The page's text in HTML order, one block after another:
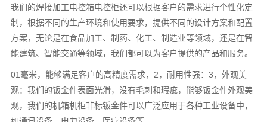
我们的焊接加工电控箱电控柜还可以根据客户的需求进行个性化定
制，根据不同的生产环境和使用要求，提供不同的设计方案和配置
方案，无论是在食品加工、制药、化工、制造业等领域，还是在智
能建筑、智能交通等领域，我们都可以为客户提供的产品和服务。
01毫米，能够满足客户的高精度需求，2，耐用性强：3，外观美
观：我们的钣金件表面光滑，没有毛刺和瑕疵，能够钣金件外观美
观，我们的机箱机柜非标钣金件可以广泛应用于各种工业设备中，